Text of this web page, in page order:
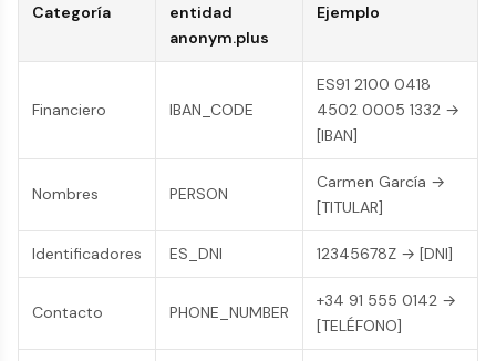
Categoría
entidad
anonym.plus
Ejemplo
Financiero IBAN_CODE
ES91 2100 0418
4502 0005 1332 →
[IBAN]
Nombres PERSON
Carmen García →
[TITULAR]
Identificadores ES_DNI 12345678Z → [DNI]
Contacto PHONE_NUMBER
+34 91 555 0142 →
[TELÉFONO]